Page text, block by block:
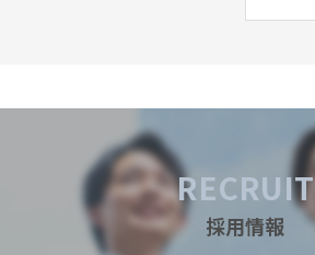
RECRUIT
採用情報